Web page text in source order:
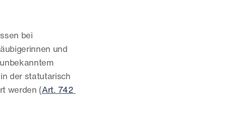
bei
und
der statutarisch
werden (Art. 742